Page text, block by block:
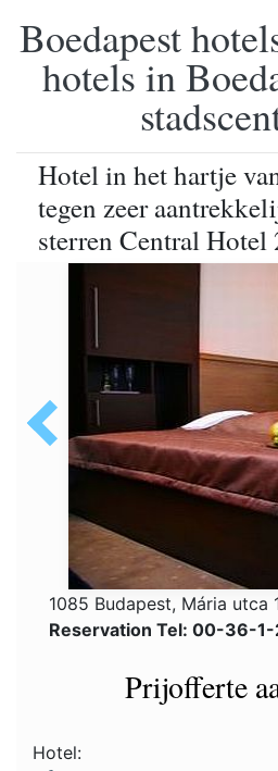
Boedapest
hotels in
Hotel in het hartje
tegen zeer
sterren Central Hotel
1085 Budapest, Mária utca
Reservation Tel: 00-36-
Prijofferte
Hotel: